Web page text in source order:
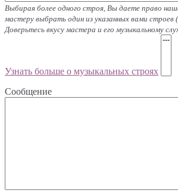
Выбирая более одного строя, Вы даете право
мастеру выбрать один из указанных вами строев
Доверьтесь вкусу мастера и его музыкальному
Узнать больше о музыкальных строях
Сообщение